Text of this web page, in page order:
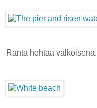
Ranta hohtaa valkoisena.